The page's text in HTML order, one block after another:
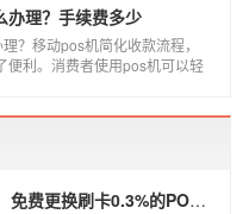
一款产品会有好几个价格，究
理？手续费多少
？移动pos机简化收款流程，
便利。消费者使用pos机可以轻
收到短信内容：免费更换刷卡0.3%的POS机，可以相信吗？